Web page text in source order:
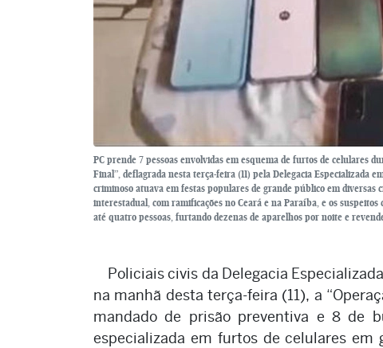
PC prende 7 pessoas envolvidas em esquema de furtos de celulares
Final”, deflagrada nesta terça-feira (11) pela Delegacia Especializada
criminoso atuava em festas populares de grande público em
interestadual, com ramificações no Ceará e na Paraíba, e os
até quatro pessoas, furtando dezenas de aparelhos por noite e
Policiais civis da Delegacia
na manhã desta terça-feira (11), a
mandado de prisão preventiva e 8 de
especializada em furtos de celulares em